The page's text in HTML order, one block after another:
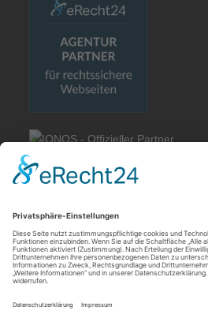
Rechtliches
Allgemeine Geschäftsbedingungen
Impressum
Datenschutzerklärung
Cookie-Einstellungen